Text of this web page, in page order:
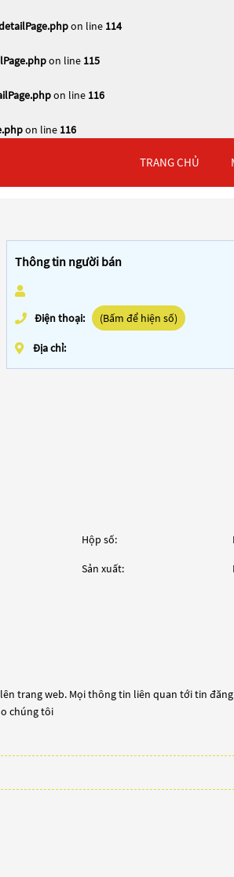
on line 114
on line 115
on line 116
on line 116
TRANG CHỦ
Thông tin người bán
Điện thoại: (Bấm để hiện số)
Địa chỉ:
Hộp số:
Sản xuất:
trang web. Mọi thông tin liên quan tới tin
chúng tôi